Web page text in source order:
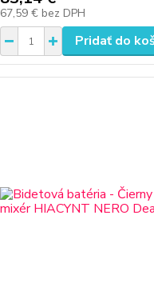
67,59 € bez DPH
Pridať do